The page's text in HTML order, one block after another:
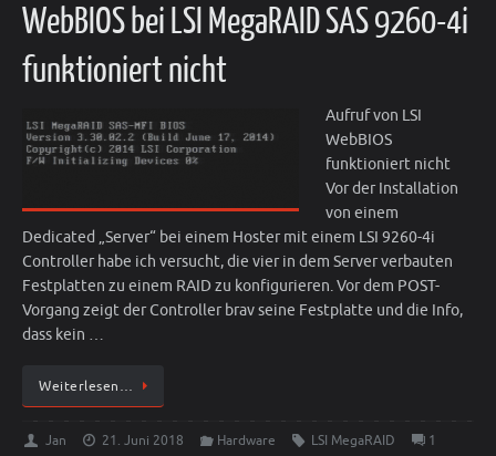
WebBIOS bei LSI MegaRAID SAS 9260-4i
funktioniert nicht
Aufruf von LSI
WebBIOS
funktioniert nicht
Vor der Installation
von einem
Dedicated „Server“ bei einem Hoster mit einem LSI 9260-4i
Controller habe ich versucht, die vier in dem Server verbauten
Festplatten zu einem RAID zu konfigurieren. Vor dem POST-
Vorgang zeigt der Controller brav seine Festplatte und die Info,
dass kein …
Weiterlesen…
Jan 21. Juni 2018 Hardware LSI MegaRAID 1